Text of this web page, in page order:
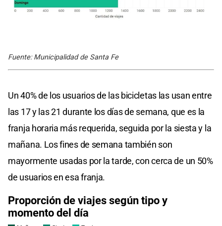
Fuente: Municipalidad de Santa Fe
Un 40% de los usuarios de las bicicletas las usan entre
las 17 y las 21 durante los días de semana, que es la
franja horaria más requerida, seguida por la siesta y la
mañana. Los fines de semana también son
mayormente usadas por la tarde, con cerca de un 50%
de usuarios en esa franja.